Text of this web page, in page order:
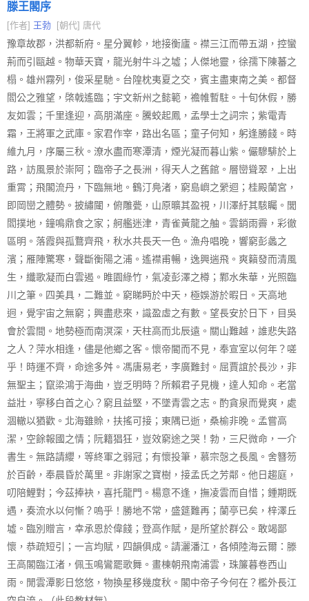
滕王閣序
[作者] 王勃 [朝代] 唐代
豫章故郡，洪都新府。星分翼軫，地接衡廬。襟三江而帶五湖，控蠻
荊而引甌越。物華天寶，龍光射牛斗之墟；人傑地靈，徐孺下陳蕃之
榻。雄州霧列，俊采星馳。台隍枕夷夏之交，賓主盡東南之美。都督
閻公之雅望，棨戟遙臨；宇文新州之懿範，襜帷暫駐。十旬休假，勝
友如雲；千里逢迎，高朋滿座。騰蛟起鳳，孟學士之詞宗；紫電青
霜，王將軍之武庫。家君作宰，路出名區；童子何知，躬逢勝餞。時
維九月，序屬三秋。潦水盡而寒潭清，煙光凝而暮山紫。儼驂騑於上
路，訪風景於崇阿；臨帝子之長洲，得天人之舊館。層巒聳翠，上出
重霄；飛閣流丹，下臨無地。鶴汀鳧渚，窮島嶼之縈迴；桂殿蘭宮，
即岡巒之體勢。披繡闥，俯雕甍，山原曠其盈視，川澤紆其駭矚。閭
閻撲地，鐘鳴鼎食之家；舸艦迷津，青雀黃龍之舳。雲銷雨霽，彩徹
區明。落霞與孤鶩齊飛，秋水共長天一色。漁舟唱晚，響窮彭蠡之
濱；雁陣驚寒，聲斷衡陽之浦。遙襟甫暢，逸興遄飛。爽籟發而清風
生，纖歌凝而白雲遏。睢園綠竹，氣凌彭澤之樽；鄴水朱華，光照臨
川之筆。四美具，二難並。窮睇眄於中天，極娛游於暇日。天高地
迥，覺宇宙之無窮；興盡悲來，識盈虛之有數。望長安於日下，目吳
會於雲間。地勢極而南溟深，天柱高而北辰遠。關山難越，誰悲失路
之人？萍水相逢，儘是他鄉之客。懷帝閽而不見，奉宣室以何年？嗟
乎！時運不齊，命途多舛。馮唐易老，李廣難封。屈賈誼於長沙，非
無聖主；竄梁鴻于海曲，豈乏明時？所賴君子見機，達人知命。老當
益壯，寧移白首之心？窮且益堅，不墜青雲之志。酌貪泉而覺爽，處
涸轍以猶歡。北海雖賒，扶搖可接；東隅已逝，桑榆非晚。孟嘗高
潔，空餘報國之情；阮籍猖狂，豈效窮途之哭！勃，三尺微命，一介
書生。無路請纓，等終軍之弱冠；有懷投筆，慕宗愨之長風。舍簪笏
於百齡，奉晨昏於萬里。非謝家之寶樹，接孟氏之芳鄰。他日趨庭，
叨陪鯉對；今茲捧袂，喜托龍門。楊意不逢，撫凌雲而自惜；鍾期既
遇，奏流水以何慚？嗚乎！勝地不常，盛筵難再；蘭亭已矣，梓澤丘
墟。臨別贈言，幸承恩於偉餞；登高作賦，是所望於群公。敢竭鄙
懷，恭疏短引；一言均賦，四韻俱成。請灑潘江，各傾陸海云爾：滕
王高閣臨江渚，佩玉鳴鸞罷歌舞。畫棟朝飛南浦雲，珠簾暮卷西山
雨。閒雲潭影日悠悠，物換星移幾度秋。閣中帝子今何在？檻外長江